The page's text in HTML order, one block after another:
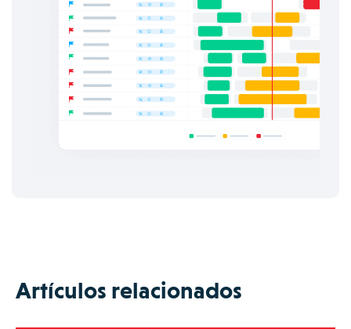
Artículos relacionados